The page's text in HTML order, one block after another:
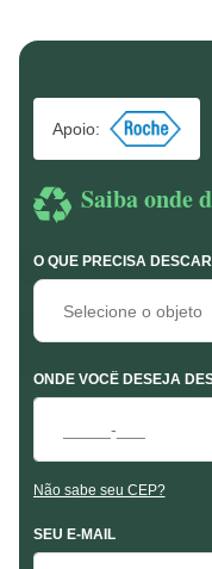
Apoio:
Saiba onde
O QUE PRECISA
Selecione o objeto
ONDE VOCÊ DESEJA
Não sabe seu CEP?
SEU E-MAIL